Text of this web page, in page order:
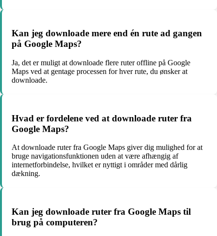
Kan jeg downloade mere end én rute ad gangen
på Google Maps?
Ja, det er muligt at downloade flere ruter offline på Google
Maps ved at gentage processen for hver rute, du ønsker at
downloade.
Hvad er fordelene ved at downloade ruter fra
Google Maps?
At downloade ruter fra Google Maps giver dig mulighed for at
bruge navigationsfunktionen uden at være afhængig af
internetforbindelse, hvilket er nyttigt i områder med dårlig
dækning.
Kan jeg downloade ruter fra Google Maps til
brug på computeren?